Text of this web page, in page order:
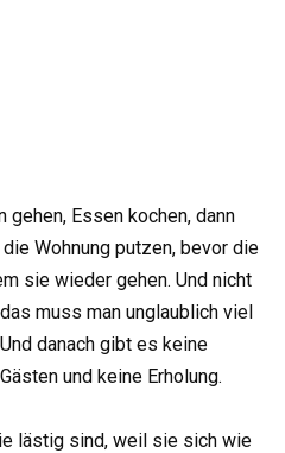
Essen kochen, dann
Wohnung putzen, bevor die
sie wieder gehen. Und nicht
muss man unglaublich viel
danach gibt es keine
und keine Erholung.
lästig sind, weil sie sich wie